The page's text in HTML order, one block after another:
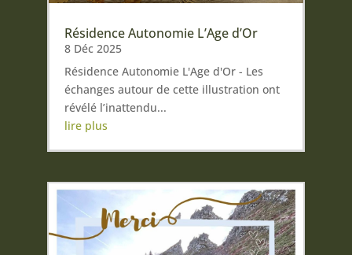
Résidence Autonomie L’Age d’Or
8 Déc 2025
Résidence Autonomie L'Age d'Or - Les
échanges autour de cette illustration ont
révélé l’inattendu...
lire plus